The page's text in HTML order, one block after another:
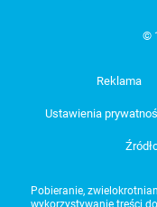
©
Reklama
Ustawienia
Pobieranie,
wykorzystywanie treści